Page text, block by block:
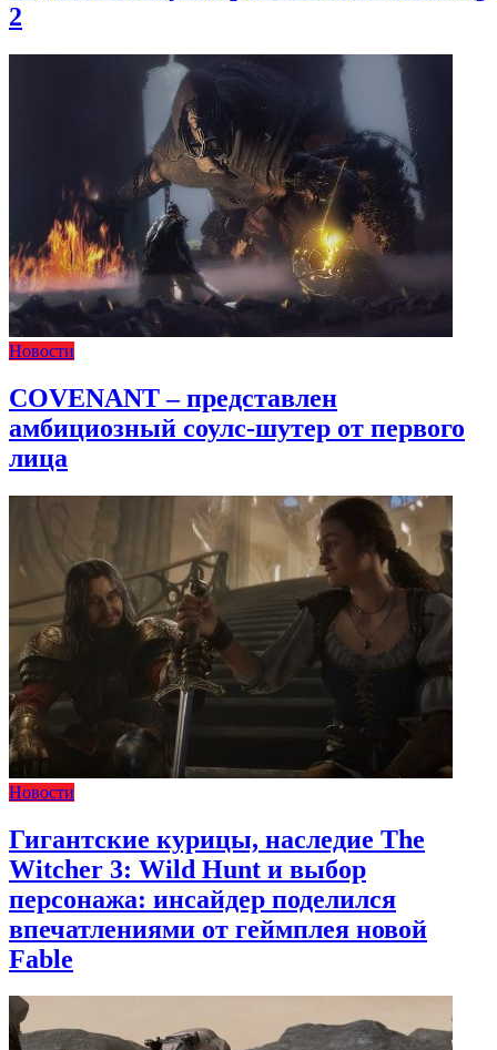
2
Новости
COVENANT – представлен
амбициозный соулс-шутер от первого
лица
Новости
Гигантские курицы, наследие The
Witcher 3: Wild Hunt и выбор
персонажа: инсайдер поделился
впечатлениями от геймплея новой
Fable